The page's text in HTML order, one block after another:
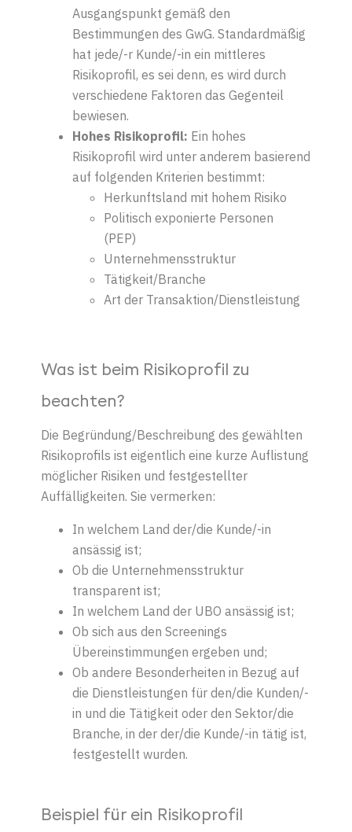
Ausgangspunkt gemäß den
Bestimmungen des GwG. Standardmäßig
hat jede/-r Kunde/-in ein mittleres
Risikoprofil, es sei denn, es wird durch
verschiedene Faktoren das Gegenteil
bewiesen.
Hohes Risikoprofil: Ein hohes
Risikoprofil wird unter anderem basierend
auf folgenden Kriterien bestimmt:
Herkunftsland mit hohem Risiko
Politisch exponierte Personen
(PEP)
Unternehmensstruktur
Tätigkeit/Branche
Art der Transaktion/Dienstleistung
Was ist beim Risikoprofil zu
beachten?
Die Begründung/Beschreibung des gewählten
Risikoprofils ist eigentlich eine kurze Auflistung
möglicher Risiken und festgestellter
Auffälligkeiten. Sie vermerken:
In welchem Land der/die Kunde/-in
ansässig ist;
Ob die Unternehmensstruktur
transparent ist;
In welchem Land der UBO ansässig ist;
Ob sich aus den Screenings
Übereinstimmungen ergeben und;
Ob andere Besonderheiten in Bezug auf
die Dienstleistungen für den/die Kunden/-
in und die Tätigkeit oder den Sektor/die
Branche, in der der/die Kunde/-in tätig ist,
festgestellt wurden.
Beispiel für ein Risikoprofil